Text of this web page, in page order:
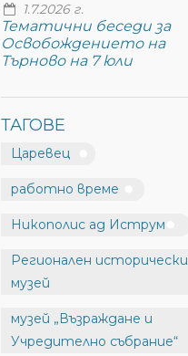
1.7.2026 г.
Тематични беседи за
Освобождението на
Търново на 7 юли
ТАГОВЕ
Царевец
работно време
Никополис ад Иструм
Регионален исторически
музей
музей „Възраждане и
Учредително събрание“